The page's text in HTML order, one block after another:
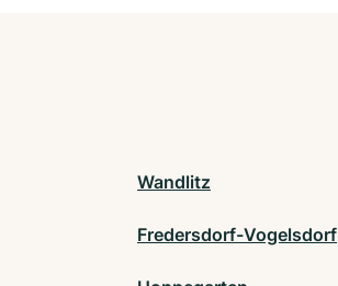
Wandlitz
Fredersdorf-Vogelsdorf